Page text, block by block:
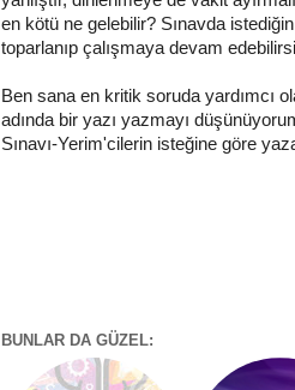
en kötü ne gelebilir? Sınavda
toparlanıp çalışmaya devam
Ben sana en kritik soruda yardımcı
adında bir yazı yazmayı
Sınavı-Yerim'cilerin isteğine göre
BUNLAR DA GÜZEL: